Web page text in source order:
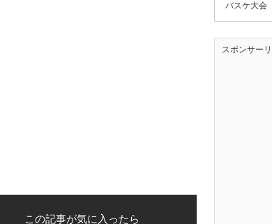
この記事が気に入ったら
バスケ大会
スポンサー